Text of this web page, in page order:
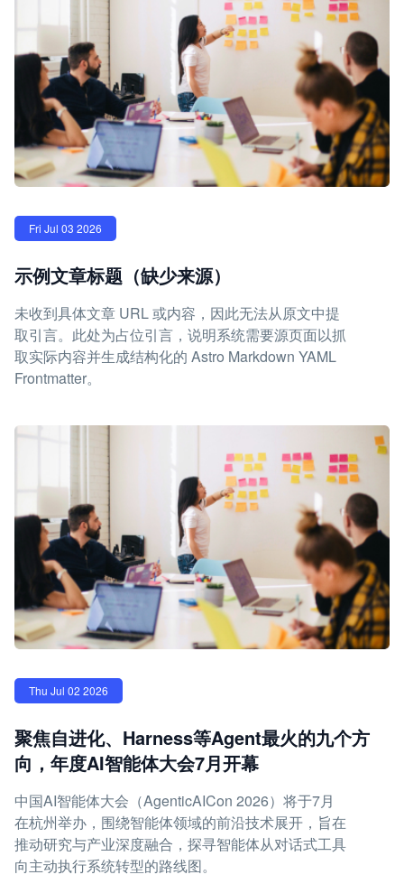
Fri Jul 03 2026
示例文章标题（缺少来源）
未收到具体文章 URL 或内容，因此无法从原文中提
取引言。此处为占位引言，说明系统需要源页面以抓
取实际内容并生成结构化的 Astro Markdown YAML
Frontmatter。
Thu Jul 02 2026
聚焦自进化、Harness等Agent最火的九个方
向，年度AI智能体大会7月开幕
中国AI智能体大会（AgenticAICon 2026）将于7月
在杭州举办，围绕智能体领域的前沿技术展开，旨在
推动研究与产业深度融合，探寻智能体从对话式工具
向主动执行系统转型的路线图。